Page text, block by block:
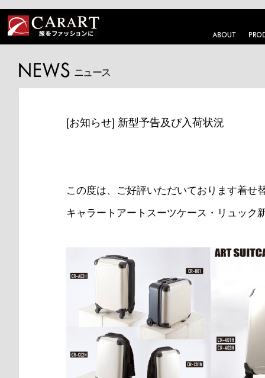
ニュース
[お知らせ] 新型予告及び入荷状況
この度は、ご好評いただいております着せ
キャラートアートスーツケース・リュック